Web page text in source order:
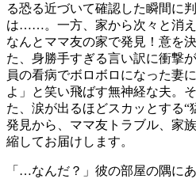
る恐る近づいて確認した瞬間に
は……。一方、家から次々と消え
なんとママ友の家で発見！意を
た、身勝手すぎる言い訳に衝撃
員の看病でボロボロになった妻
よ」と笑い飛ばす無神経な夫。
た、涙が出るほどスカッとする“
発見から、ママ友トラブル、家
縮してお届けします。
「…なんだ？」彼の部屋の隅に